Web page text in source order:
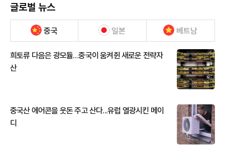
글로벌 뉴스
중국 일본 베트남
희토류 다음은 광모듈…중국이 움켜쥔 새로운 전략자
산
중국산 에어콘을 웃돈 주고 산다...유럽 열광시킨 메이
디